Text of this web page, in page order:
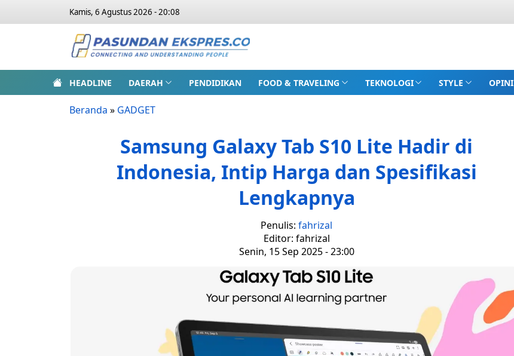
Kamis, 6 Agustus 2026 - 20:08
HEADLINE DAERAH PENDIDIKAN FOOD & TRAVELING TEKNOLOGI STYLE OPINI
Beranda » GADGET
Samsung Galaxy Tab S10 Lite Hadir di
Indonesia, Intip Harga dan Spesifikasi
Lengkapnya
Penulis: fahrizal
Editor: fahrizal
Senin, 15 Sep 2025 - 23:00